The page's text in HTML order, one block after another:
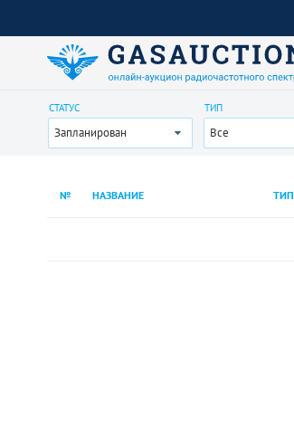
СТАТУС
Запланирован
ТИП
Все
№ НАЗВАНИЕ ТИП